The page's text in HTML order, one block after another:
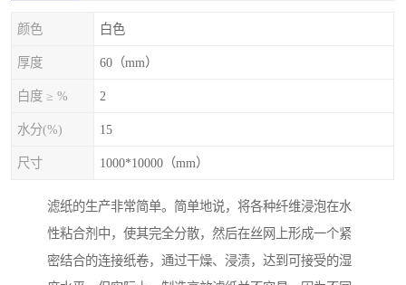
颜色 白色
厚度 60（mm）
白度 ≥ % 2
水分(%) 15
尺寸 1000*10000（mm）
滤纸的生产非常简单。简单地说，将各种纤维浸泡在水
性粘合剂中，使其完全分散，然后在丝网上形成一个紧
密结合的连接纸卷，通过干燥、浸渍，达到可接受的湿